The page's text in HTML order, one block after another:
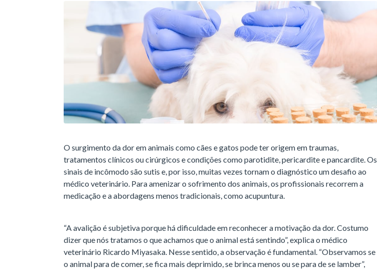
O surgimento da dor em animais como cães e gatos pode ter origem em traumas,
tratamentos clínicos ou cirúrgicos e condições como parotidite, pericardite e pancardite. Os
sinais de incômodo são sutis e, por isso, muitas vezes tornam o diagnóstico um desafio ao
médico veterinário. Para amenizar o sofrimento dos animais, os profissionais recorrem a
medicação e a abordagens menos tradicionais, como acupuntura.
“A avalição é subjetiva porque há dificuldade em reconhecer a motivação da dor. Costumo
dizer que nós tratamos o que achamos que o animal está sentindo”, explica o médico
veterinário Ricardo Miyasaka. Nesse sentido, a observação é fundamental. “Observamos se
o animal para de comer, se fica mais deprimido, se brinca menos ou se para de se lamber”,